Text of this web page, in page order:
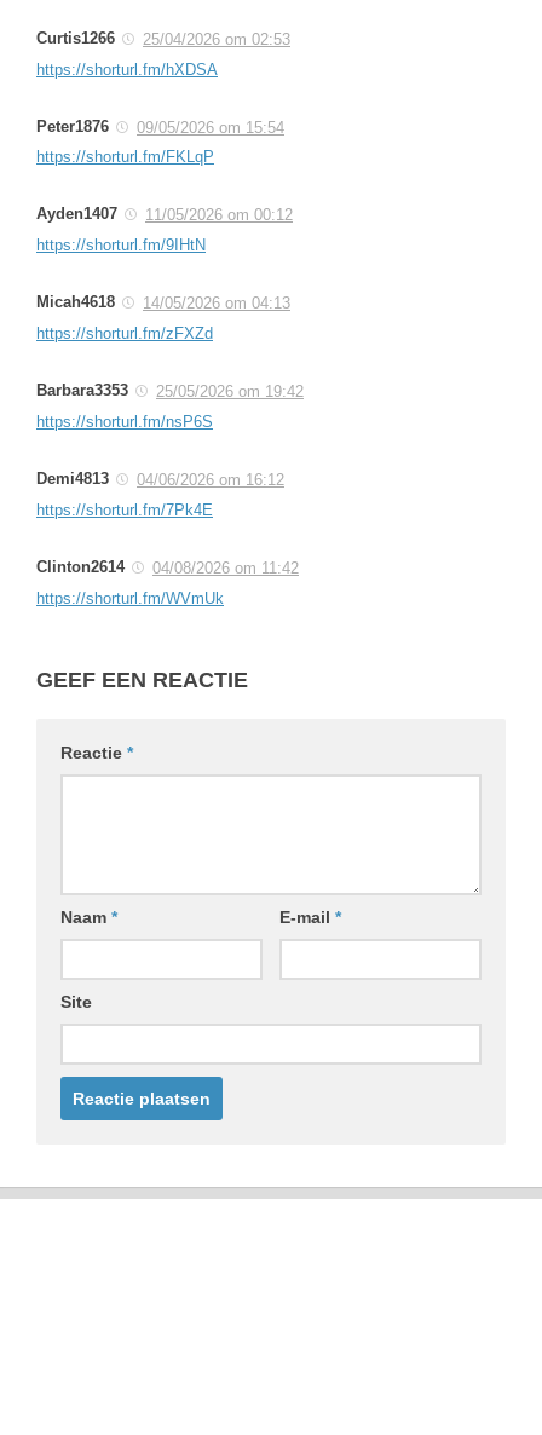
Curtis1266
25/04/2026 om 02:53
https://shorturl.fm/hXDSA
Peter1876
09/05/2026 om 15:54
https://shorturl.fm/FKLqP
Ayden1407
11/05/2026 om 00:12
https://shorturl.fm/9IHtN
Micah4618
14/05/2026 om 04:13
https://shorturl.fm/zFXZd
Barbara3353
25/05/2026 om 19:42
https://shorturl.fm/nsP6S
Demi4813
04/06/2026 om 16:12
https://shorturl.fm/7Pk4E
Clinton2614
04/08/2026 om 11:42
https://shorturl.fm/WVmUk
GEEF EEN REACTIE
Reactie *
Naam * E-mail *
Site